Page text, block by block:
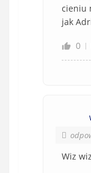
cieniu
jak
0
Wiz